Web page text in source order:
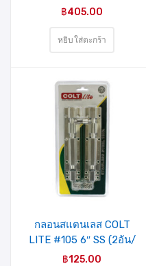
4″X1.5mm.
฿405.00
หยิบใส่ตะกร้า
รายการ
สินค้าที่
ชอบ
กลอนสแตนเลส COLT
LITE #105 6″ SS (2อัน/
แผง)
฿125.00